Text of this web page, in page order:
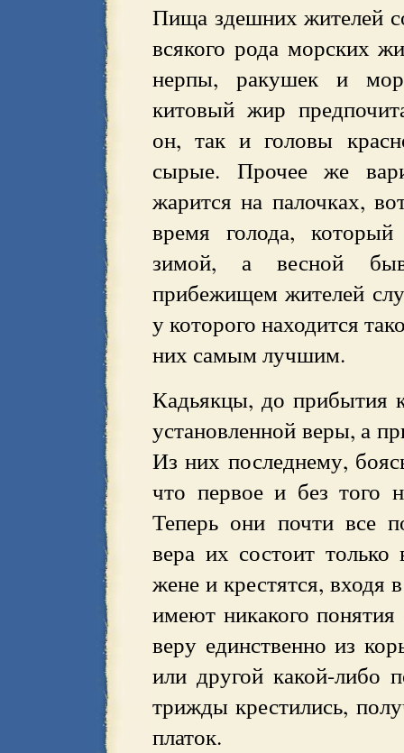
Пища здешних жителей
всякого рода морских
нерпы, ракушек и
китовый жир
он, так и головы
сырые. Прочее же
жарится на палочках,
время голода,
зимой, а весной
прибежищем жителей
у которого находится
них самым лучшим.
Кадьякцы, до прибытия
установленной веры, а
Из них последнему,
что первое и без того
Теперь они почти все
вера их состоит
жене и крестятся, входя
имеют никакого
веру единственно из
или другой какой-либо
трижды крестились,
платок.